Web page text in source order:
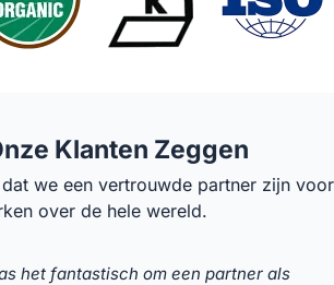
Klanten Zeggen
we een vertrouwde partner zijn voor
over de hele wereld.
het fantastisch om een partner als